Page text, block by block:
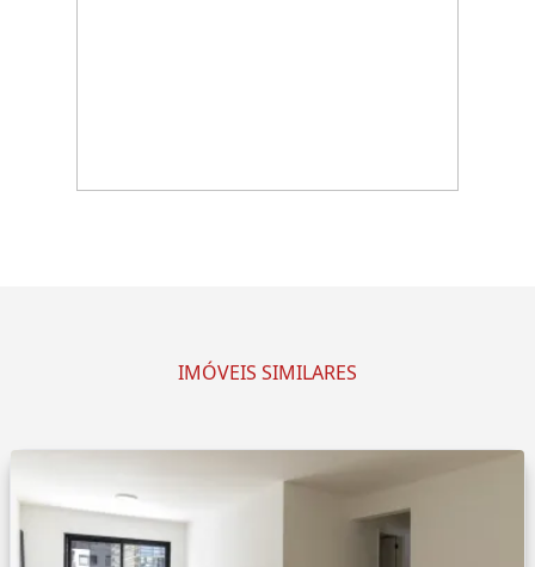
IMÓVEIS SIMILARES